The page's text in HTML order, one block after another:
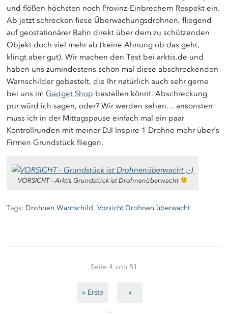
und flößen höchsten noch Provinz-Einbrechern Respekt ein.
Ab jetzt schrecken fiese Überwachungsdrohnen, fliegend
auf geostationärer Bahn direkt über dem zu schützenden
Objekt doch viel mehr ab (keine Ahnung ob das geht,
klingt aber gut). Wir machen den Test bei arktis.de und
haben uns zumindestens schon mal diese abschreckenden
Warnschilder gebastelt, die Ihr natürlich auch sehr gerne
bei uns imGadget Shop bestellen könnt. Abschreckung
pur würd ich sagen, oder? Wir werden sehen… ansonsten
muss ich in der Mittagspause einfach mal ein paar
Kontrollrunden mit meiner DJI Inspire 1 Drohne mehr über´s
Firmen Grundstück fliegen.
VORSICHT – Arktis Grundstück ist Drohnenüberwacht
Tags: Drohnen Warnschild,Vorsicht Drohnen überwacht
Seite 4 von 51
« Erste «
...